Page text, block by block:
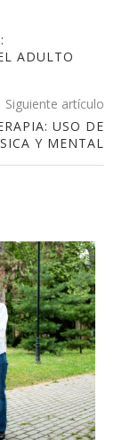
ADULTO
Siguiente artículo
USO DE
Y MENTAL